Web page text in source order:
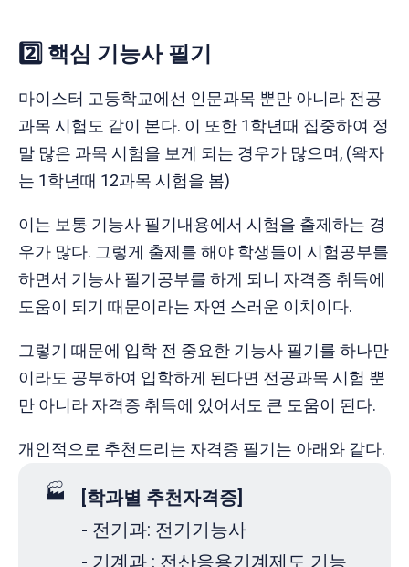
2️⃣ 핵심 기능사 필기
마이스터 고등학교에선 인문과목 뿐만 아니라 전공
과목 시험도 같이 본다. 이 또한 1학년때 집중하여 정
말 많은 과목 시험을 보게 되는 경우가 많으며, (왁자
는 1학년때 12과목 시험을 봄)
이는 보통 기능사 필기내용에서 시험을 출제하는 경
우가 많다. 그렇게 출제를 해야 학생들이 시험공부를
하면서 기능사 필기공부를 하게 되니 자격증 취득에
도움이 되기 때문이라는 자연 스러운 이치이다.
그렇기 때문에 입학 전 중요한 기능사 필기를 하나만
이라도 공부하여 입학하게 된다면 전공과목 시험 뿐
만 아니라 자격증 취득에 있어서도 큰 도움이 된다.
개인적으로 추천드리는 자격증 필기는 아래와 같다.
🏭
[학과별 추천자격증]
- 전기과: 전기기능사
- 기계과 : 전산응용기계제도 기능